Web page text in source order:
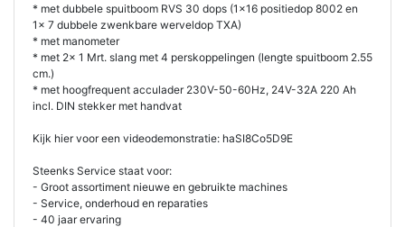
* met dubbele spuitboom RVS 30 dops (1x16 positiedop 8002 en
1x 7 dubbele zwenkbare werveldop TXA)
* met manometer
* met 2x 1 Mrt. slang met 4 perskoppelingen (lengte spuitboom 2.55
cm.)
* met hoogfrequent acculader 230V-50-60Hz, 24V-32A 220 Ah
incl. DIN stekker met handvat
Kijk hier voor een videodemonstratie: haSI8Co5D9E
Steenks Service staat voor:
- Groot assortiment nieuwe en gebruikte machines
- Service, onderhoud en reparaties
- 40 jaar ervaring